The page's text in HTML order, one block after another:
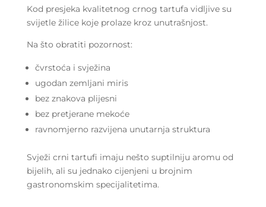
Kod presjeka kvalitetnog crnog tartufa vidljive su
svijetle žilice koje prolaze kroz unutrašnjost.
Na što obratiti pozornost:
čvrstoća i svježina
ugodan zemljani miris
bez znakova plijesni
bez pretjerane mekoće
ravnomjerno razvijena unutarnja struktura
Svježi crni tartufi imaju nešto suptilniju aromu od
bijelih, ali su jednako cijenjeni u brojnim
gastronomskim specijalitetima.